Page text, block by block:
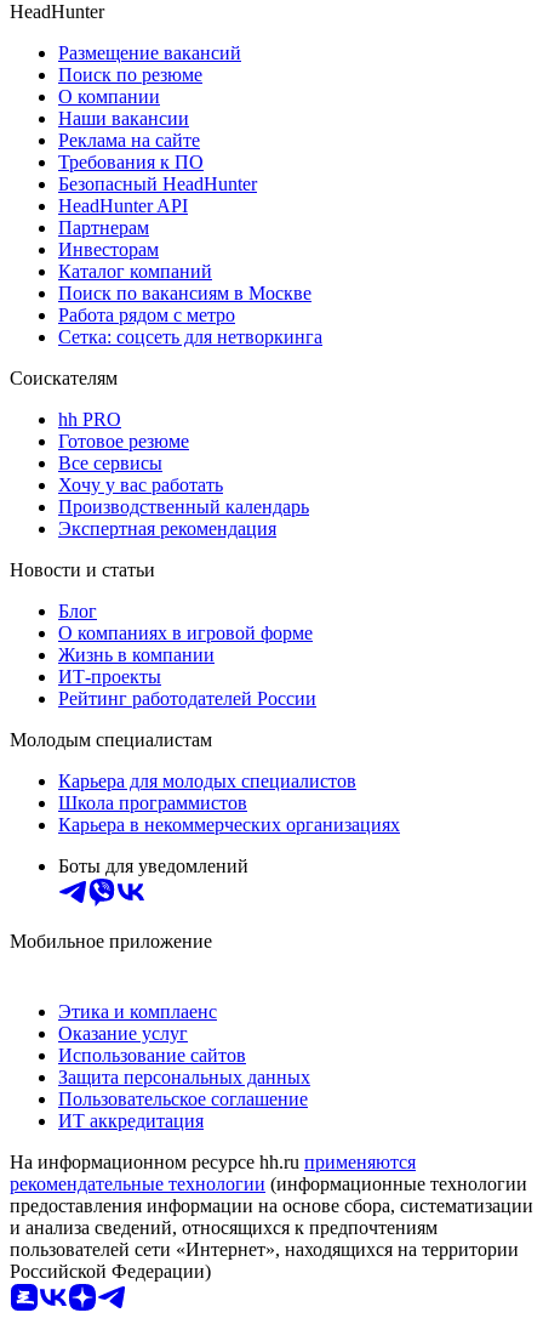
HeadHunter
Размещение вакансий
Поиск по резюме
О компании
Наши вакансии
Реклама на сайте
Требования к ПО
Безопасный HeadHunter
HeadHunter API
Партнерам
Инвесторам
Каталог компаний
Поиск по вакансиям в Москве
Работа рядом с метро
Сетка: соцсеть для нетворкинга
Соискателям
hh PRO
Готовое резюме
Все сервисы
Хочу у вас работать
Производственный календарь
Экспертная рекомендация
Новости и статьи
Блог
О компаниях в игровой форме
Жизнь в компании
ИТ-проекты
Рейтинг работодателей России
Молодым специалистам
Карьера для молодых специалистов
Школа программистов
Карьера в некоммерческих организациях
Боты для уведомлений
Мобильное приложение
Этика и комплаенс
Оказание услуг
Использование сайтов
Защита персональных данных
Пользовательское соглашение
ИТ аккредитация
На информационном ресурсе hh.ru применяются
рекомендательные технологии (информационные технологии
предоставления информации на основе сбора, систематизации
и анализа сведений, относящихся к предпочтениям
пользователей сети «Интернет», находящихся на территории
Российской Федерации)